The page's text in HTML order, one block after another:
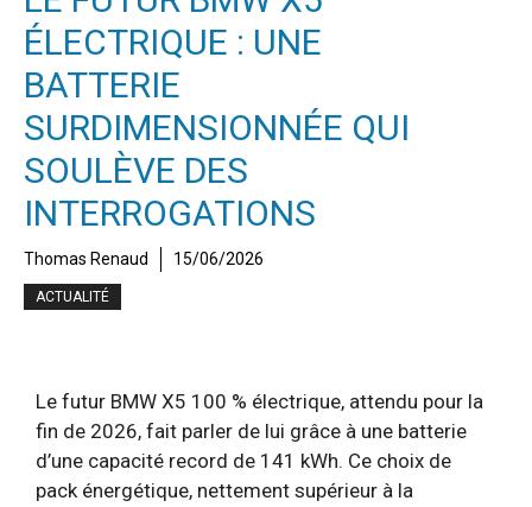
ÉLECTRIQUE : UNE
BATTERIE
SURDIMENSIONNÉE QUI
SOULÈVE DES
INTERROGATIONS
Thomas Renaud 15/06/2026
ACTUALITÉ
Le futur BMW X5 100 % électrique, attendu pour la
fin de 2026, fait parler de lui grâce à une batterie
d’une capacité record de 141 kWh. Ce choix de
pack énergétique, nettement supérieur à la